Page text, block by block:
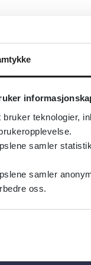
bruker teknologier,
samler
samler
oss.